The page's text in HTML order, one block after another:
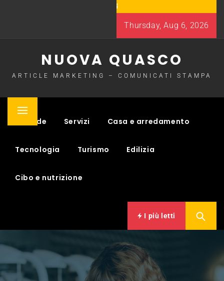
Thursday, Aug 6, 2026
NUOVA QUASCO
ARTICLE MARKETING – COMUNICATI STAMPA
Primary
Aziende Servizi Casa e arredamento
Tecnologia Turismo Edilizia
Cibo e nutrizione
I più letti